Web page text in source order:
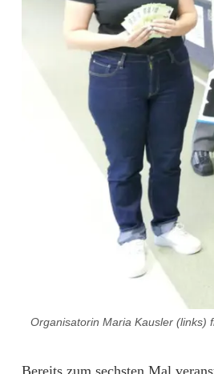
Organisatorin Maria Kausler (links)
Bereits zum sechsten Mal